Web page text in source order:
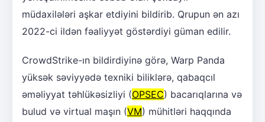
müdaxilələri aşkar etdiyini bildirib. Qrupun ən azı
2022-ci ildən fəaliyyət göstərdiyi güman edilir.
CrowdStrike-ın bildirdiyinə görə, Warp Panda
yüksək səviyyədə texniki biliklərə, qabaqcıl
əməliyyat təhlükəsizliyi (OPSEC) bacarıqlarına və
bulud və virtual maşın (VM) mühitləri haqqında